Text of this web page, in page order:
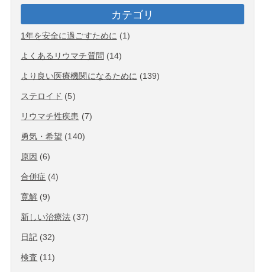
カテゴリ
1年を安全に過ごすために (1)
よくあるリウマチ質問 (14)
より良い医療機関になるために (139)
ステロイド (5)
リウマチ性疾患 (7)
勇気・希望 (140)
原因 (6)
合併症 (4)
寛解 (9)
新しい治療法 (37)
日記 (32)
検査 (11)